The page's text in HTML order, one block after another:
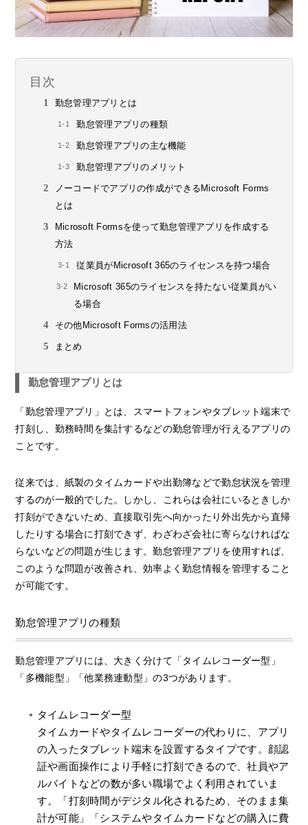
目次
勤怠管理アプリとは
勤怠管理アプリの種類
勤怠管理アプリの主な機能
勤怠管理アプリのメリット
ノーコードでアプリの作成ができるMicrosoft Forms
とは
Microsoft Formsを使って勤怠管理アプリを作成する
方法
従業員がMicrosoft 365のライセンスを持つ場合
Microsoft 365のライセンスを持たない従業員がい
る場合
その他Microsoft Formsの活用法
まとめ
勤怠管理アプリとは
「勤怠管理アプリ」とは、スマートフォンやタブレット端末で
打刻し、勤務時間を集計するなどの勤怠管理が行えるアプリの
ことです。
従来では、紙製のタイムカードや出勤簿などで勤怠状況を管理
するのが一般的でした。しかし、これらは会社にいるときしか
打刻ができないため、直接取引先へ向かったり外出先から直帰
したりする場合に打刻できず、わざわざ会社に寄らなければな
らないなどの問題が生じます。勤怠管理アプリを使用すれば、
このような問題が改善され、効率よく勤怠情報を管理すること
が可能です。
勤怠管理アプリの種類
勤怠管理アプリには、大きく分けて「タイムレコーダー型」
「多機能型」「他業務連動型」の3つがあります。
タイムレコーダー型
タイムカードやタイムレコーダーの代わりに、アプリ
の入ったタブレット端末を設置するタイプです。顔認
証や画面操作により手軽に打刻できるので、社員やア
ルバイトなどの数が多い職場でよく利用されていま
す。「打刻時間がデジタル化されるため、そのまま集
計が可能」「システムやタイムカードなどの購入に費